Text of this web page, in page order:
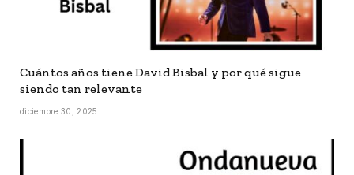
Cuántos años tiene David Bisbal y por qué sigue
siendo tan relevante
diciembre 30, 2025